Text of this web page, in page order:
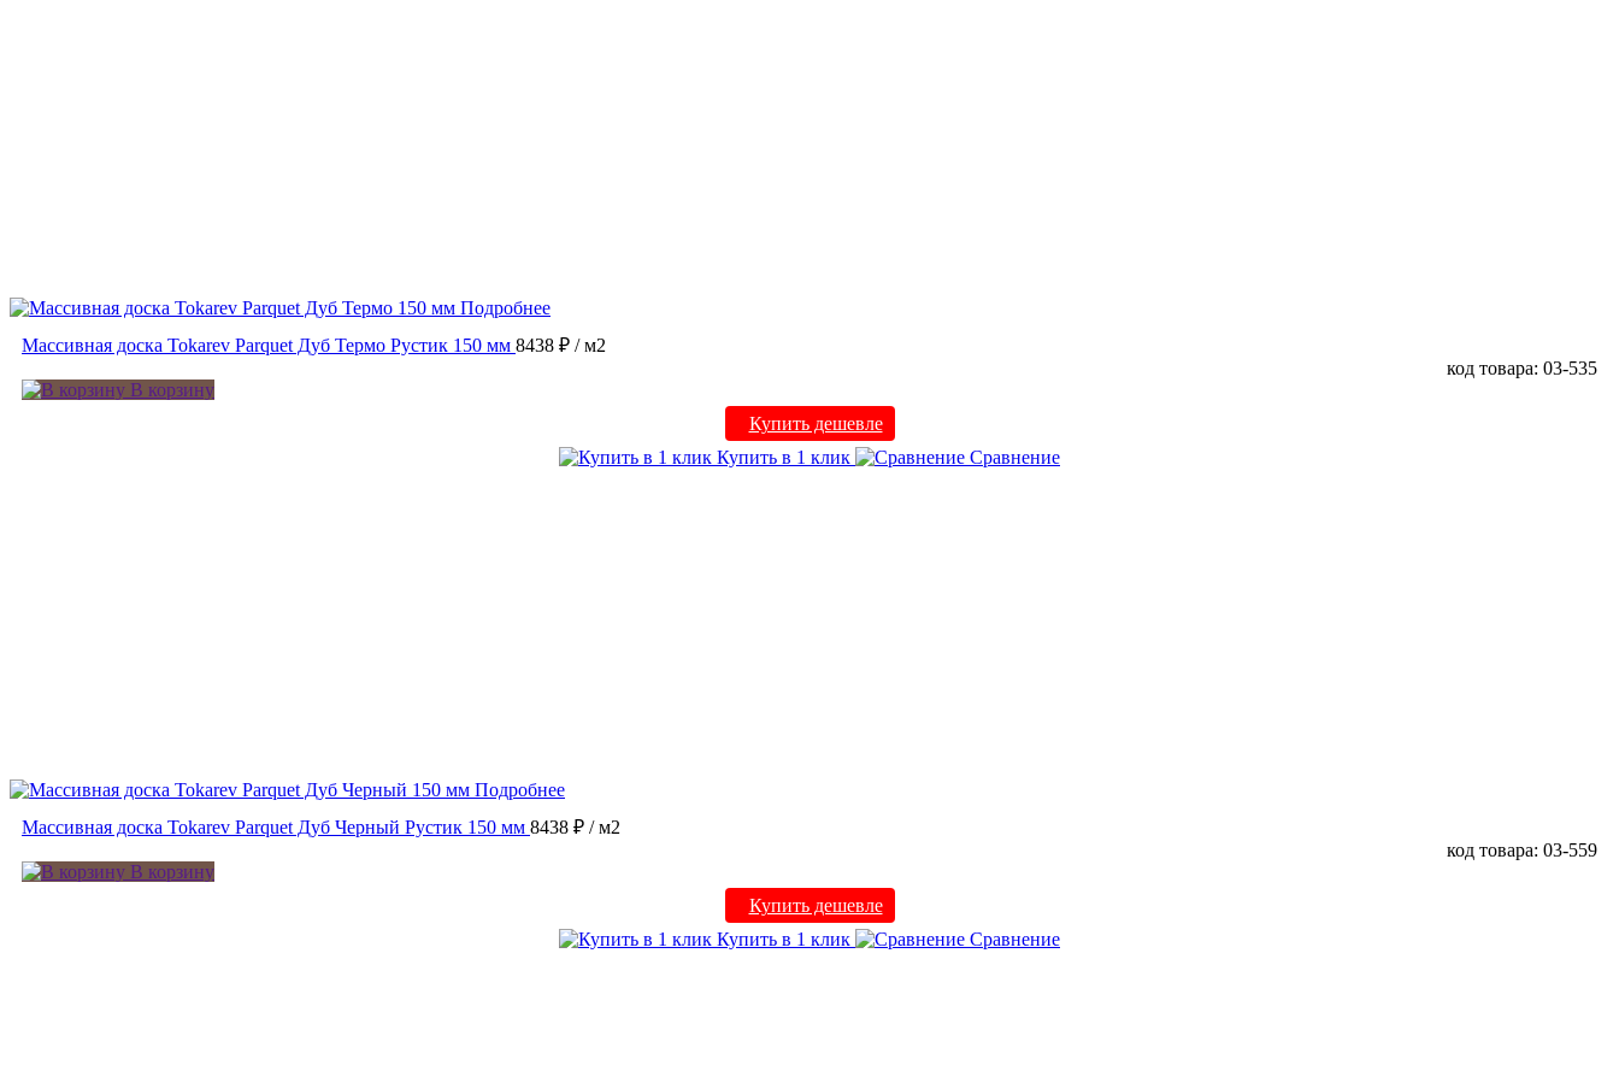
Подробнее
Массивная доска Tokarev Parquet Дуб Термо Рустик 150 мм 8438 ₽ / м2
код товара: 03-535
В корзину
Купить дешевле
Купить в 1 клик
Сравнение
Подробнее
Массивная доска Tokarev Parquet Дуб Черный Рустик 150 мм 8438 ₽ / м2
код товара: 03-559
В корзину
Купить дешевле
Купить в 1 клик
Сравнение